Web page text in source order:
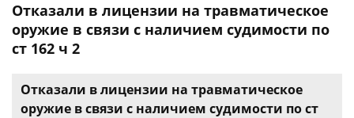
Отказали в лицензии на травматическое
оружие в связи с наличием судимости по
ст 162 ч 2
Отказали в лицензии на травматическое
оружие в связи с наличием судимости по ст